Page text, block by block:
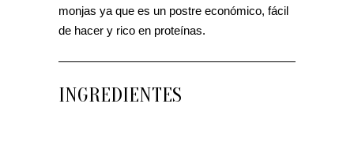
monjas ya que es un postre económico, fácil
de hacer y rico en proteínas.
INGREDIENTES